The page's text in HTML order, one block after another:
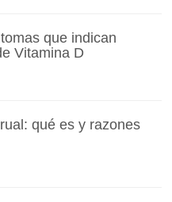
que indican
Vitamina D
qué es y razones